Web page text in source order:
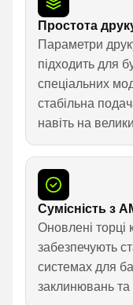
Простота
Параметри
підходить для
спеціальних
стабільна
навіть на
Сумісність з
Оновлені торці
забезпечують
системах для
заклинювань та